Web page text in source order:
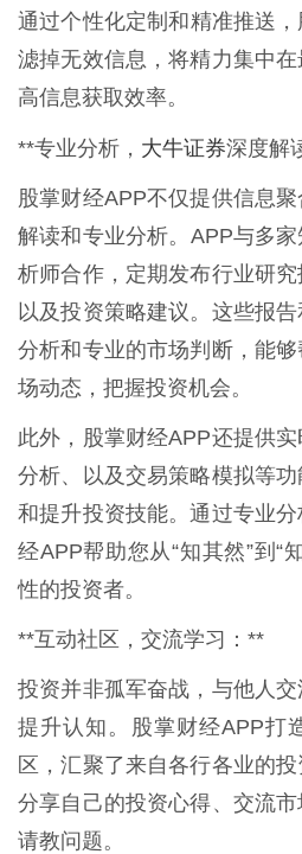
通过个性化定制和精准推送
滤掉无效信息，将精力集中
高信息获取效率。
**专业分析， 大牛证券深度解
股掌财经APP不仅提供信息
解读和专业分析。APP与多
析师合作，定期发布行业研究
以及投资策略建议。这些报
分析和专业的市场判断，能
场动态，把握投资机会。
此外，股掌财经APP还提供
分析、以及交易策略模拟等
和提升投资技能。通过专业
经APP帮助您从“知其然”到“
性的投资者。
**互动社区，交流学习：**
投资并非孤军奋战，与他人交
提升认知。股掌财经APP打
区，汇聚了来自各行各业的
分享自己的投资心得、交流
请教问题。